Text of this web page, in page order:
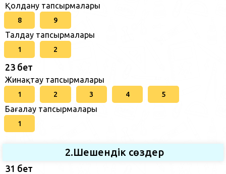
Қолдану тапсырмалары
8 9
Талдау тапсырмалары
1 2
23 бет
Жинақтау тапсырмалары
1 2 3 4 5
Бағалау тапсырмалары
1
2.Шешендік сөздер
31 бет